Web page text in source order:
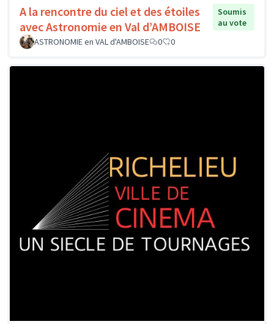
A la rencontre du ciel et des étoiles
avec Astronomie en Val d’AMBOISE
Soumis
au vote
ASTRONOMIE en VAL d'AMBOISE
0 0